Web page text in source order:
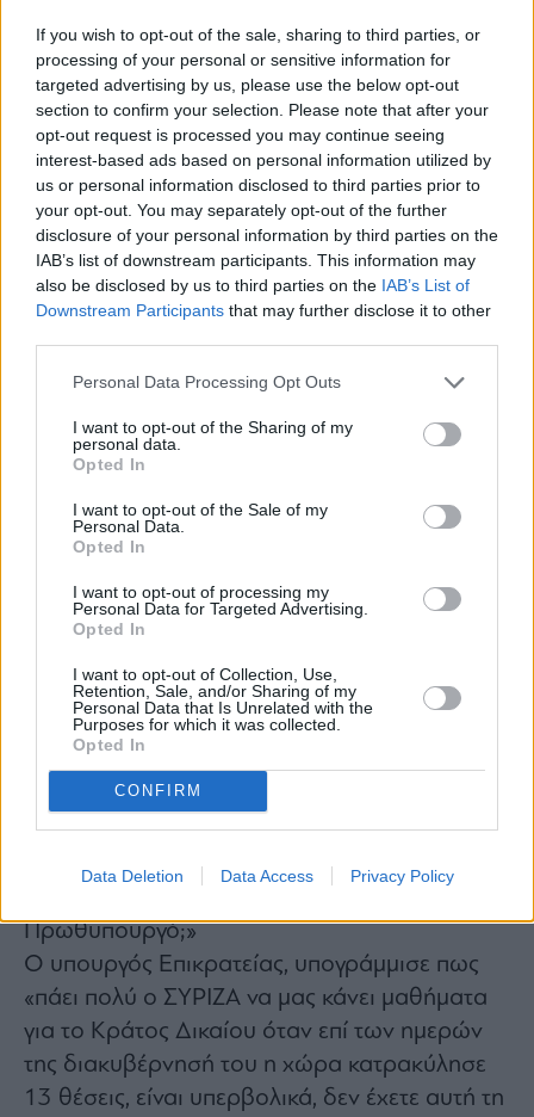
If you wish to opt-out of the sale, sharing to third parties, or
processing of your personal or sensitive information for
targeted advertising by us, please use the below opt-out
section to confirm your selection. Please note that after your
opt-out request is processed you may continue seeing
interest-based ads based on personal information utilized by
us or personal information disclosed to third parties prior to
your opt-out. You may separately opt-out of the further
disclosure of your personal information by third parties on the
IAB’s list of downstream participants. This information may
also be disclosed by us to third parties on the IAB’s List of
Downstream Participants that may further disclose it to other
Personal Data Processing Opt Outs
I want to opt-out of the Sharing of my
personal data.
Opted In
I want to opt-out of the Sale of my
Personal Data.
Opted In
I want to opt-out of processing my
Personal Data for Targeted Advertising.
Opted In
I want to opt-out of Collection, Use,
Retention, Sale, and/or Sharing of my
Personal Data that Is Unrelated with the
Purposes for which it was collected.
Opted In
CONFIRM
Data Deletion Data Access Privacy Policy
Ο κ. Βορίδης, αναρωτήθηκε εάν τα κόμματα
της Αντιπολίτευσης προσέρχονται σε αυτή την
διαδικασία με «στόχο να λύσουν τις απορίες
που έχουν; Και εάν ζητάτε να πέσει η
Πρωθυπουργό;»
Ο υπουργός Επικρατείας, υπογράμμισε πως
«πάει πολύ ο ΣΥΡΙΖΑ να μας κάνει μαθήματα
για το Κράτος Δικαίου όταν επί των ημερών
της διακυβέρνησή του η χώρα κατρακύλησε
13 θέσεις, είναι υπερβολικά, δεν έχετε αυτή τη